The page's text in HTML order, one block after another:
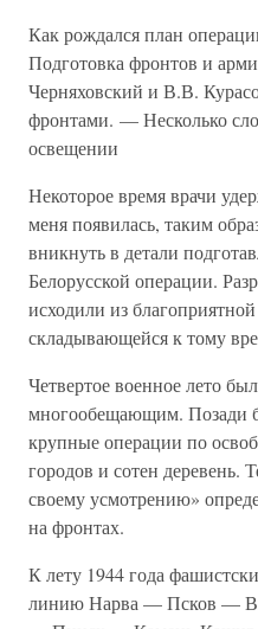
Как рождался план
Подготовка фронтов и
Черняховский и В.В.
фронтами. — Несколько
освещении
Некоторое время врачи
меня появилась, таким
вникнуть в детали
Белорусской операции.
исходили из
складывающейся к тому
Четвертое военное лето
многообещающим. Позади
крупные операции по
городов и сотен деревень.
своему усмотрению»
на фронтах.
К лету 1944 года
линию Нарва — Псков —